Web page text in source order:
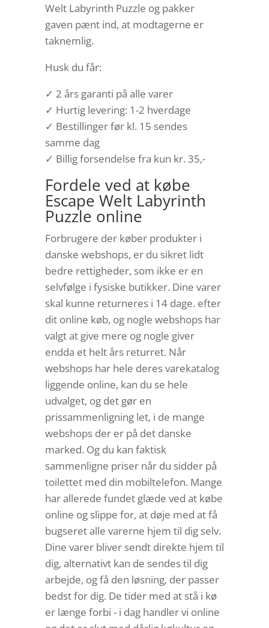
Welt Labyrinth Puzzle og pakker
gaven pænt ind, at modtagerne er
taknemlig.
Husk du får:
✓ 2 års garanti på alle varer
✓ Hurtig levering: 1-2 hverdage
✓ Bestillinger før kl. 15 sendes
samme dag
✓ Billig forsendelse fra kun kr. 35,-
Fordele ved at købe
Escape Welt Labyrinth
Puzzle online
Forbrugere der køber produkter i
danske webshops, er du sikret lidt
bedre rettigheder, som ikke er en
selvfølge i fysiske butikker. Dine varer
skal kunne returneres i 14 dage. efter
dit online køb, og nogle webshops har
valgt at give mere og nogle giver
endda et helt års returret. Når
webshops har hele deres varekatalog
liggende online, kan du se hele
udvalget, og det gør en
prissammenligning let, i de mange
webshops der er på det danske
marked. Og du kan faktisk
sammenligne priser når du sidder på
toilettet med din mobiltelefon. Mange
har allerede fundet glæde ved at købe
online og slippe for, at døje med at få
bugseret alle varerne hjem til dig selv.
Dine varer bliver sendt direkte hjem til
dig, alternativt kan de sendes til dig
arbejde, og få den løsning, der passer
bedst for dig. De tider med at stå i kø
er længe forbi - i dag handler vi online